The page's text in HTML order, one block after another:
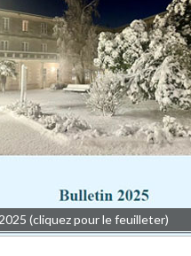
(cliquez pour le feuilleter)